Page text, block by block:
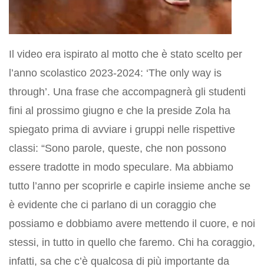
Il video era ispirato al motto che è stato scelto per
l’anno scolastico 2023-2024: ‘The only way is
through’. Una frase che accompagnerà gli studenti
fini al prossimo giugno e che la preside Zola ha
spiegato prima di avviare i gruppi nelle rispettive
classi: “Sono parole, queste, che non possono
essere tradotte in modo speculare. Ma abbiamo
tutto l’anno per scoprirle e capirle insieme anche se
è evidente che ci parlano di un coraggio che
possiamo e dobbiamo avere mettendo il cuore, e noi
stessi, in tutto in quello che faremo. Chi ha coraggio,
infatti, sa che c’è qualcosa di più importante da